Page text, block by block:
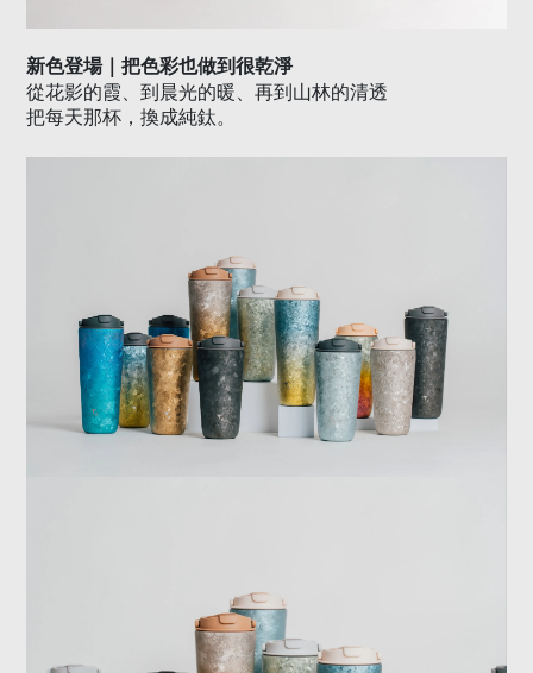
新色登場｜把色彩也做到很乾淨
從花影的霞、到晨光的暖、再到山林的清透
把每天那杯，換成純鈦。